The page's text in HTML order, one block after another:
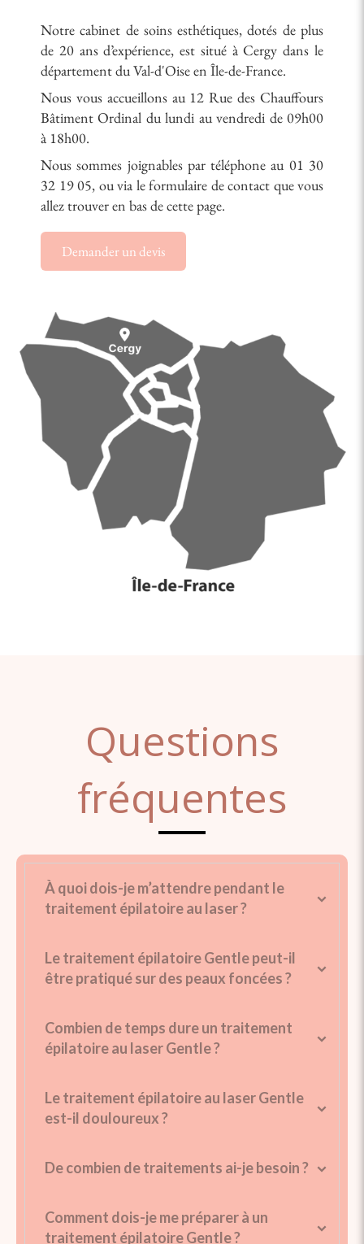
Notre cabinet de soins esthétiques, dotés de plus
de 20 ans d’expérience, est situé à Cergy dans le
département du Val-d'Oise en Île-de-France.
Nous vous accueillons au 12 Rue des Chauffours
Bâtiment Ordinal du lundi au vendredi de 09h00
à 18h00.
Nous sommes joignables par téléphone au 01 30
32 19 05, ou via le formulaire de contact que vous
allez trouver en bas de cette page.
Demander un devis
Questions
fréquentes
À quoi dois-je m’attendre pendant le
traitement épilatoire au laser ?
Le traitement épilatoire Gentle peut-il
être pratiqué sur des peaux foncées ?
Combien de temps dure un traitement
épilatoire au laser Gentle ?
Le traitement épilatoire au laser Gentle
est-il douloureux ?
De combien de traitements ai-je besoin ?
Comment dois-je me préparer à un
traitement épilatoire Gentle ?